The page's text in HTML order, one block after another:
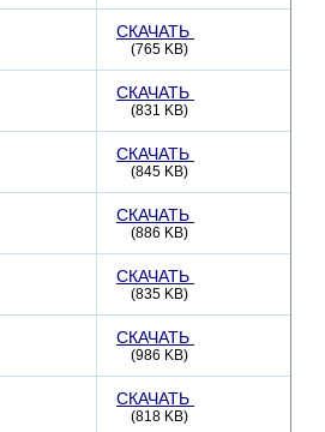
СКАЧАТЬ
(765 KB)
СКАЧАТЬ
(831 KB)
СКАЧАТЬ
(845 KB)
СКАЧАТЬ
(886 KB)
СКАЧАТЬ
(835 KB)
СКАЧАТЬ
(986 KB)
СКАЧАТЬ
(818 KB)